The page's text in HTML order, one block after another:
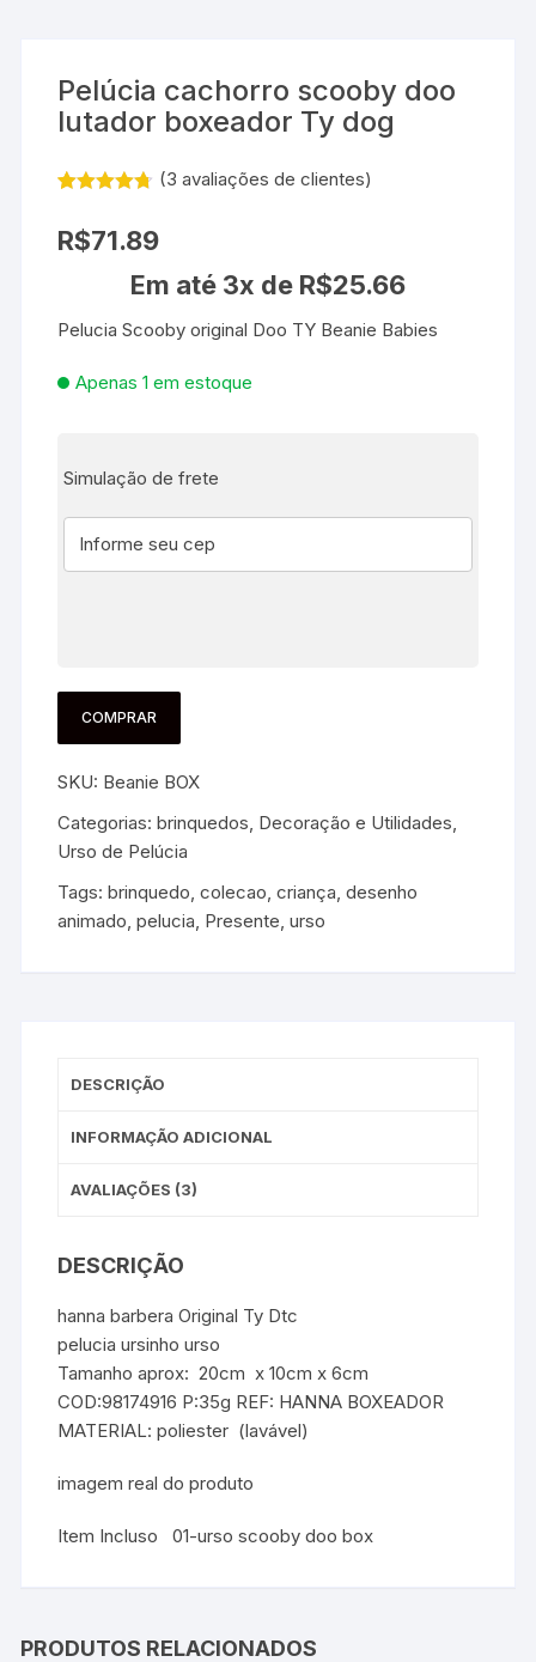
Pelúcia cachorro scooby doo
lutador boxeador Ty dog
como
de 5, com
avaliações
clientes
(3 avaliações de clientes)
R$71.89
Em até 3x de R$25.66
Pelucia Scooby original Doo TY Beanie Babies
Apenas 1 em estoque
Simulação de frete
COMPRAR
SKU: Beanie BOX
Categorias:brinquedos Decoração e Utilidades
Urso de Pelúcia
Tags:brinquedo ,colecao ,criança ,desenho
animado ,pelucia Presente ,urso
DESCRIÇÃO
INFORMAÇÃO ADICIONAL
AVALIAÇÕES (3)
DESCRIÇÃO
hanna barbera Original Ty Dtc
pelucia ursinho urso
Tamanho aprox: 20cm x 10cm x 6cm
COD:98174916 P:35g REF: HANNA BOXEADOR
MATERIAL: poliester (lavável)
imagem real do produto
Item Incluso 01-urso scooby doo box
PRODUTOS RELACIONADOS